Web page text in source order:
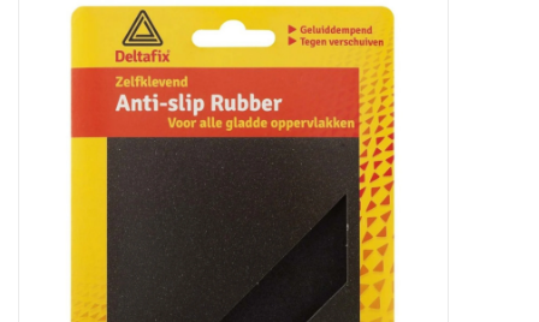
Gereedschappen